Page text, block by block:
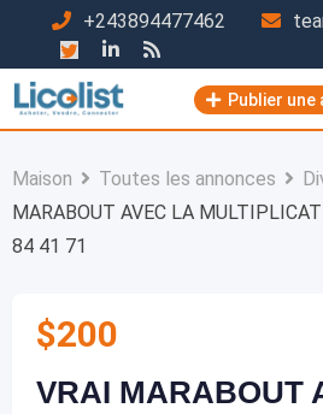
contenu
+243894477462
Publier une
Maison Toutes les annonces
MARABOUT AVEC LA
84 41 71
$200
VRAI MARABOUT